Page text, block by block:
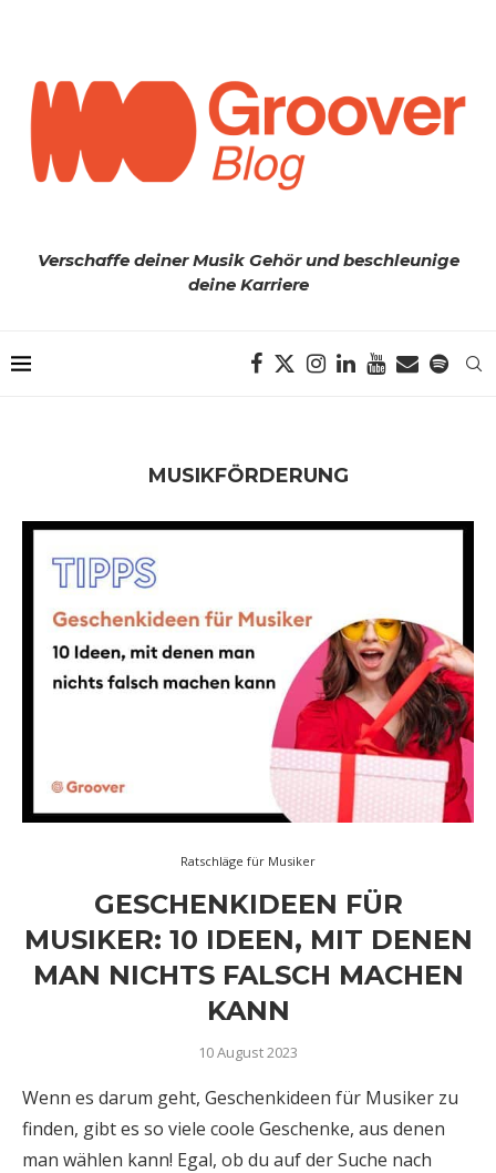
Verschaffe deiner Musik Gehör und beschleunige
deine Karriere
MUSIKFÖRDERUNG
Ratschläge für Musiker
GESCHENKIDEEN FÜR
MUSIKER: 10 IDEEN, MIT DENEN
MAN NICHTS FALSCH MACHEN
KANN
10 August 2023
Wenn es darum geht, Geschenkideen für Musiker zu
finden, gibt es so viele coole Geschenke, aus denen
man wählen kann! Egal, ob du auf der Suche nach